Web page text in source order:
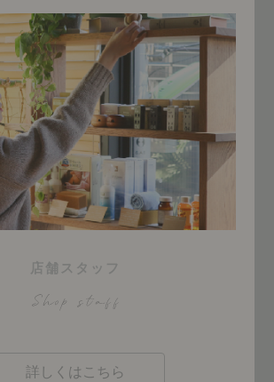
店舗スタッフ
詳しくはこちら